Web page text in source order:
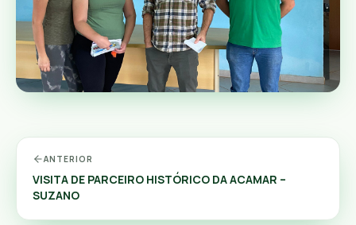
ANTERIOR
VISITA DE PARCEIRO HISTÓRICO DA ACAMAR –
SUZANO